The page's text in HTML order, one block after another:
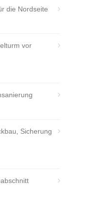
die Nordseite
vor
Sicherung